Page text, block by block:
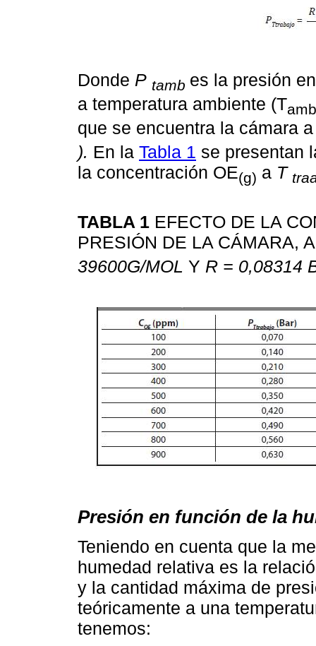
Donde P tamb es la presión
a temperatura ambiente (Tamb
que se encuentra la cámara
). En la Tabla 1 se presentan
la concentración OE(g) a T
TABLA 1 EFECTO DE LA
PRESIÓN DE LA CÁMARA,
39600G/MOL Y R = 0,08314
Presión en función de la
Teniendo en cuenta que la
humedad relativa es la
y la cantidad máxima de
teóricamente a una
tenemos: